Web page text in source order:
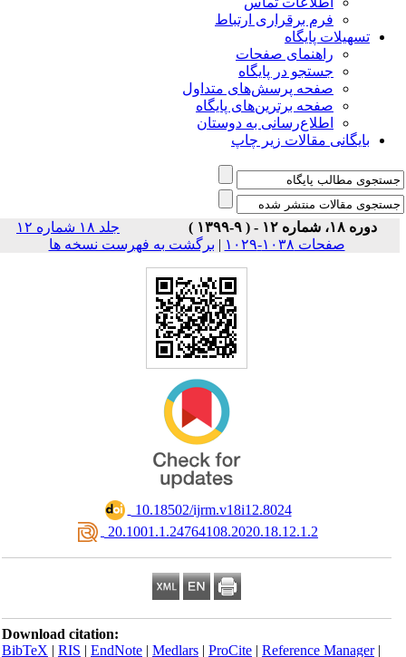
فرم برقراری ارتباط
تسهیلات پایگاه
راهنمای صفحات
جستجو در پایگاه
صفحه پرسش‌های متداول
صفحه برترین‌های پایگاه
اطلاع‌رسانی به دوستان
بایگانی مقالات زیر چاپ
دوره ۱۸، شماره ۱۲ - ( ۹-۱۳۹۹ )
جلد ۱۸ شماره ۱۲
صفحات ۱۰۳۸-۱۰۲۹
| برگشت به فهرست نسخه ها
‎ 10.18502/ijrm.v18i12.8024
‎ 20.1001.1.24764108.2020.18.12.1.2
Download citation:
BibTeX|RIS|EndNote|Medlars|ProCite|Reference Manager